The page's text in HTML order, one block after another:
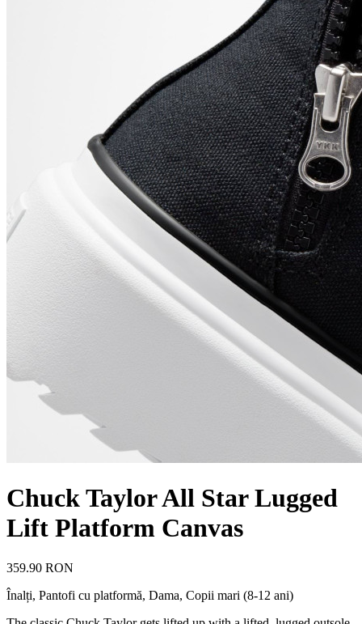
Chuck Taylor All Star Lugged
Lift Platform Canvas
359.90 RON
Înalți, Pantofi cu platformă, Dama, Copii mari (8-12 ani)